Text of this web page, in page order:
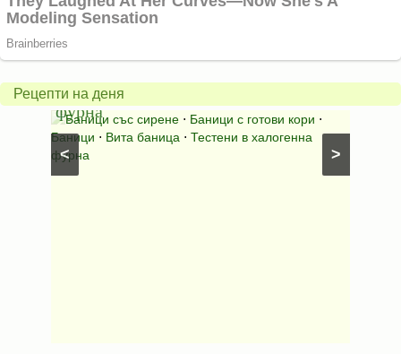
Рецепти на деня
>
<
Вита
баница
в
халогенна
фурна
Баници със сирене ⋅ Баници с готови кори ⋅
Баници ⋅ Вита баница ⋅ Тестени в халогенна
фурна
за